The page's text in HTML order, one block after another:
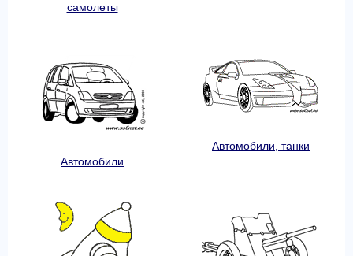
самолеты
Автомобили
Автомобили, танки